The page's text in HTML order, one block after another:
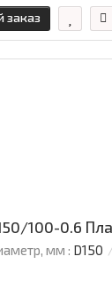
заказ
100-0.6
мм : D150